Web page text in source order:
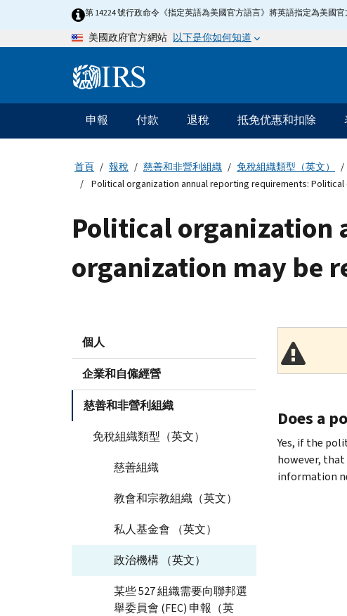
第 14224 號行政命令《指定英語為美國官方語言》將英語指定為美國
美國政府官方網站 以下是你如何知道
Information
主
要
導
航
申報 付款 退稅 抵免优惠和扣除
首頁 報稅 慈善和非營利組織 免稅組織類型（英文）
Political organization annual reporting requirements:
Political
organization may be
個人
企業和自僱經營
慈善和非營利組織
免稅組織類型（英文）
慈善組織
教會和宗教組織（英文）
私人基金會 （英文）
政治機構 （英文）
某些 527 組織需要向聯邦選
舉委員會 (FEC) 申報（英
Does a
Yes, if the
however,
information